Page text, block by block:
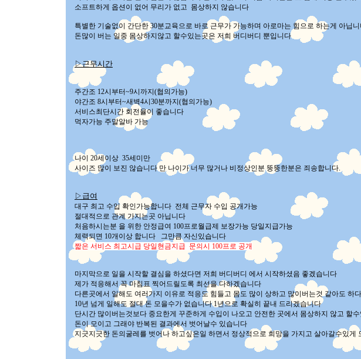
소프트하게 옵션이 없어 무리가 없고 몸상하지 않습니다
특별한 기술없이 간단한 30분교육으로 바로 근무가 가능하며 아로마는 힘으로 하는게 아닙
돈많이 버는 일중 몸상하지않고 할수있는곳은 저희 버디버디 뿐입니다
▷근무시간
주간조 12시부터~9시까지(협의가능)
야간조 8시부터~새벽4시30분까지(협의가능)
서비스최단시간 회전율이 좋습니다
먹자가능 주말알바 가능
나이 20세이상 35세미만
사이즈 많이 보진 않습니다 만 나이가 너무 많거나 비정상인분 뚱뚱한분은 죄송합니다.
▷ 급여
대구 최고 수입 확인가능합니다 전체 근무자 수입 공개가능
절대적으로 관계 가지는곳 아닙니다
처음하시는분 을 위한 안정급여 100프로월급제 보장가능 당일지급가능
체력되면 10개이상 합니다 그만큼 자신있습니다
짧은 서비스 최고시급 당일현금지급 문의시 100프로 공개
마지막으로 일을 시작할 결심을 하셨다면 저희 버디버디 에서 시작하셨음 좋겠습니다
제가 적응해서 꼭 마침표 찍어드릴도록 최선을 다하겠습니다
다른곳에서 일해도 여러가지 이유로 적응도 힘들고 몸도 많이 상하고 많이버는것 같아도 하
10년 넘게 일해도 절대 돈 모을수가 없습니다 1년으로 확실히 끝내 드리겠습니다
단시간 많이버는것보다 중요한게 꾸준하게 수입이 나오고 안전한 곳에서 몸상하지 않고 할
돈이 모이고 그래야 반복된 결과에서 벗어날수 있습니다
지긋지긋한 돈의굴레를 벗어나 하고싶은일 하면서 정상적으로 희망을 가지고 살아갈수있게